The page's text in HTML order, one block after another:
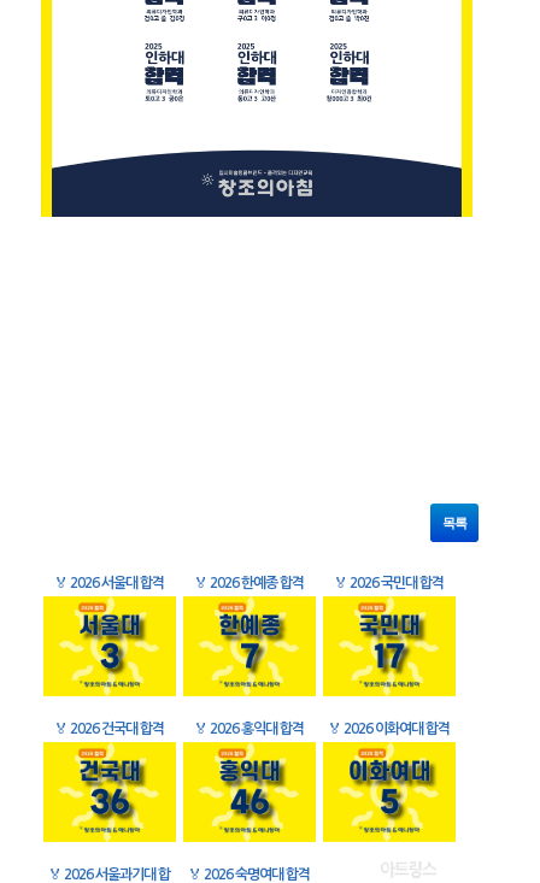
목록
🏅 2026 서울대 합격 🏅 2026 한예종 합격 🏅 2026 국민대 합격
🏅 2026 건국대 합격 🏅 2026 홍익대 합격 🏅 2026 이화여대 합격
🏅 2026 서울과기대 합
🏅 2026 숙명여대 합격